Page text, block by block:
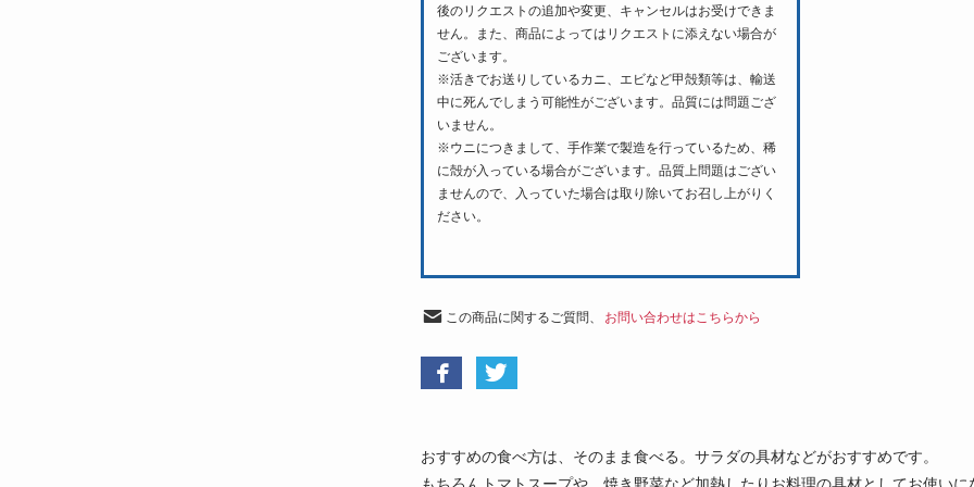
後のリクエストの追加や変更、キャンセルはお受けできま
せん。また、商品によってはリクエストに添えない場合が
ございます。
※活きでお送りしているカニ、エビなど甲殻類等は、輸送
中に死んでしまう可能性がございます。品質には問題ござ
いません。
※ウニにつきまして、手作業で製造を行っているため、稀
に殻が入っている場合がございます。品質上問題はござい
ませんので、入っていた場合は取り除いてお召し上がりく
ださい。
この商品に関するご質問、 お問い合わせはこちらから
おすすめの食べ方は、そのまま食べる。サラダの具材などがおすすめです。
もちろんトマトスープや、焼き野菜など加熱したりお料理の具材としてお使いに